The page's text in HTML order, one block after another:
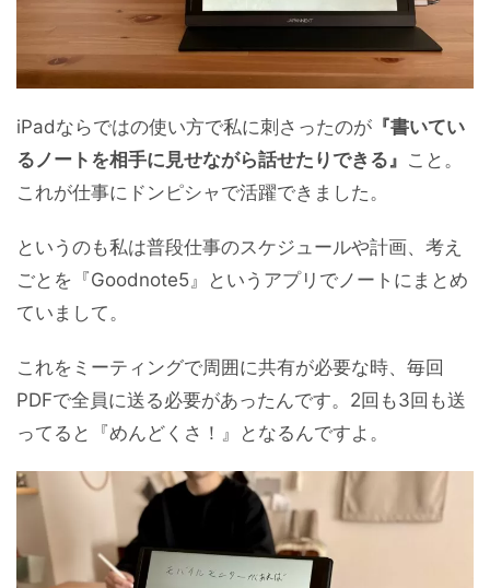
iPadならではの使い方で私に刺さったのが 『書いてい
るノートを相手に見せながら話せたりできる』 こと。
これが仕事にドンピシャで活躍できました。
というのも私は普段仕事のスケジュールや計画、考え
ごとを『Goodnote5』というアプリでノートにまとめ
ていまして。
これをミーティングで周囲に共有が必要な時、毎回
PDFで全員に送る必要があったんです。2回も3回も送
ってると『めんどくさ！』となるんですよ。